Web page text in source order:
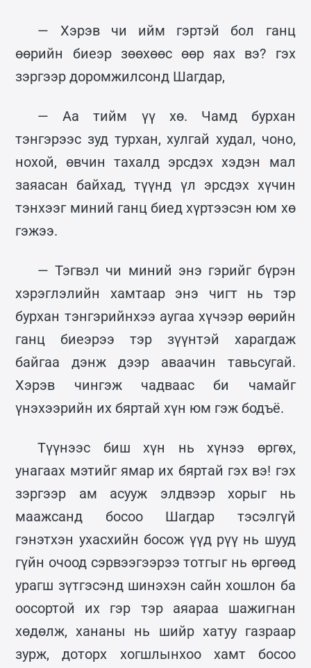
— Хэрэв чи ийм гэртэй бол ганц
өөрийн биеэр зөөхөөс өөр яах вэ? гэх
зэргээр доромжилсонд Шагдар,
— Аа тийм үү хө. Чамд бурхан
тэнгэрээс зуд турхан, хулгай худал, чоно,
нохой, өвчин тахалд эрсдэх хэдэн мал
заяасан байхад, түүнд үл эрсдэх хүчин
тэнхээг миний ганц биед хүртээсэн юм хө
гэжээ.
— Тэгвэл чи миний энэ гэрийг бүрэн
хэрэглэлийн хамтаар энэ чигт нь тэр
бурхан тэнгэрийнхээ аугаа хүчээр өөрийн
ганц биеэрээ тэр зүүнтэй харагдаж
байгаа дэнж дээр аваачин тавьсугай.
Хэрэв чингэж чадваас би чамайг
үнэхээрийн их бяртай хүн юм гэж бодъё.
Түүнээс биш хүн нь хүнээ өргөх,
унагаах мэтийг ямар их бяртай гэх вэ! гэх
зэргээр ам асууж элдвээр хорыг нь
маажсанд босоо Шагдар тэсэлгүй
гэнэтхэн ухасхийн босож үүд рүү нь шууд
гүйн очоод сэрвээгээрээ тотгыг нь өргөөд
урагш зүтгэсэнд шинэхэн сайн хошлон ба
оосортой их гэр тэр аяараа шажигнан
хөдөлж, хананы нь шийр хатуу газраар
зурж, доторх хогшлынхоо хамт босоо